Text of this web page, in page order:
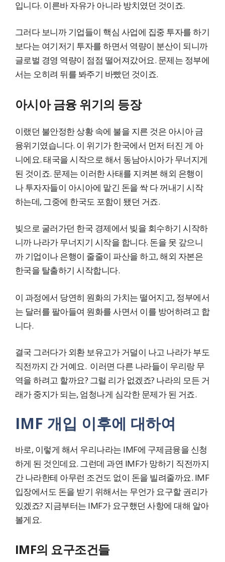
입니다. 이른바 자유가 아니라 방치였던 것이죠.
그러다 보니까 기업들이 핵심 사업에 집중 투자를 하기
보다는 여기저기 투자를 하면서 역량이 분산이 되니까
글로벌 경영 역량이 점점 떨어져갔어요. 문제는 정부에
서는 오히려 뒤를 봐주기 바빴던 것이죠.
아시아 금융 위기의 등장
이랬던 불안정한 상황 속에 불을 지른 것은 아시아 금
융위기였습니다. 이 위기가 한국에서 먼저 터진 게 아
니에요. 태국을 시작으로 해서 동남아시아가 무너지게
된 것이죠. 문제는 이러한 사태를 지켜본 해외 은행이
나 투자자들이 아시아에 맡긴 돈을 싹 다 꺼내기 시작
하는데, 그중에 한국도 포함이 됐던 거죠.
빚으로 굴러가던 한국 경제에서 빚을 회수하기 시작하
니까 나라가 무너지기 시작을 합니다. 돈을 못 갚으니
까 기업이나 은행이 줄줄이 파산을 하고, 해외 자본은
한국을 탈출하기 시작합니다.
이 과정에서 당연히 원화의 가치는 떨어지고, 정부에서
는 달러를 팔아들여 원화를 사면서 이를 방어하려고 합
니다.
결국 그러다가 외환 보유고가 거덜이 나고 나라가 부도
직전까지 간 거예요. 이러면 다른 나라들이 우리랑 무
역을 하려고 할까요? 그럴 리가 없겠죠? 나라의 모든 거
래가 중지가 되는, 엄청나게 심각한 문제가 된 거죠.
IMF 개입 이후에 대하여
바로, 이렇게 해서 우리나라는 IMF에 구제금융을 신청
하게 된 것인데요. 그런데 과연 IMF가 망하기 직전까지
간 나라한테 아무런 조건도 없이 돈을 빌려줄까요. IMF
입장에서도 돈을 받기 위해서는 무언가 요구할 권리가
있겠죠? 지금부터는 IMF가 요구했던 사항에 대해 알아
볼게요.
IMF의 요구조건들